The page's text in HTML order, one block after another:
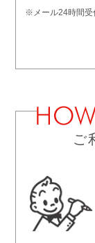
※メール24時間受
ご